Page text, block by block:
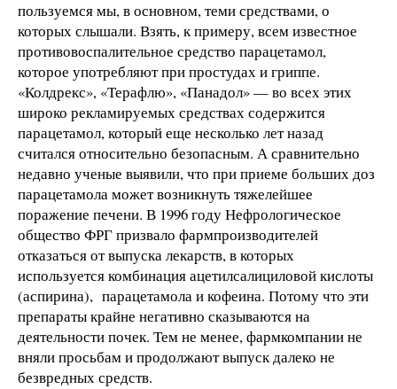
пользуемся мы, в основном, теми средствами, о
которых слышали. Взять, к примеру, всем известное
противовоспалительное средство парацетамол,
которое употребляют при простудах и гриппе.
«Колдрекс», «Терафлю», «Панадол» — во всех этих
широко рекламируемых средствах содержится
парацетамол, который еще несколько лет назад
считался относительно безопасным. А сравнительно
недавно ученые выявили, что при приеме больших доз
парацетамола может возникнуть тяжелейшее
поражение печени. В 1996 году Нефрологическое
общество ФРГ призвало фармпроизводителей
отказаться от выпуска лекарств, в которых
используется комбинация ацетилсалициловой кислоты
(аспирина), парацетамола и кофеина. Потому что эти
препараты крайне негативно сказываются на
деятельности почек. Тем не менее, фармкомпании не
вняли просьбам и продолжают выпуск далеко не
безвредных средств.